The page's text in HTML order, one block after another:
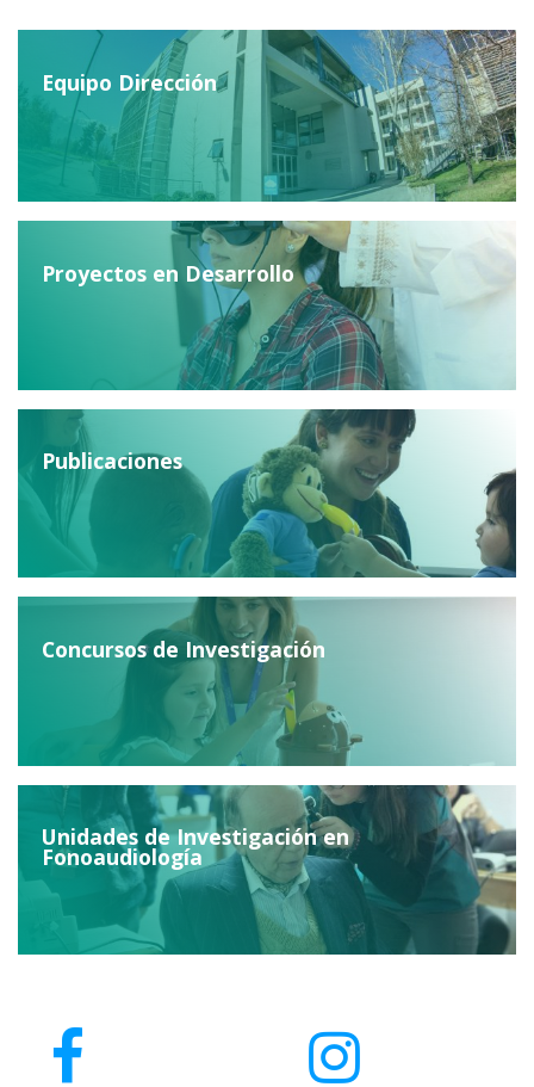
Equipo Dirección
Proyectos en Desarrollo
Publicaciones
Concursos de Investigación
Unidades de Investigación en
Fonoaudiología